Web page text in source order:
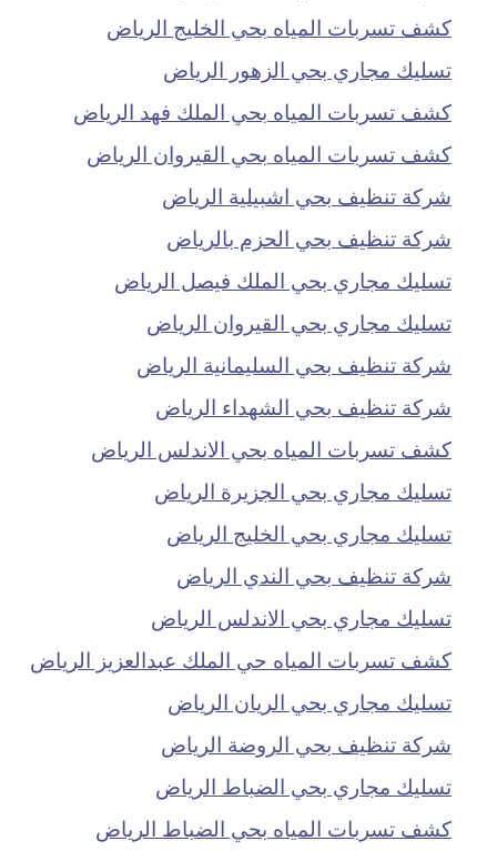
كشف تسربات المياه بحي الخليج الرياض
تسليك مجاري بحي الزهور الرياض
كشف تسربات المياه بحي الملك فهد الرياض
كشف تسربات المياه بحي القيروان الرياض
شركة تنظيف بحي اشبيلية الرياض
شركة تنظيف بحي الحزم بالرياض
تسليك مجاري بحي الملك فيصل الرياض
تسليك مجاري بحي القيروان الرياض
شركة تنظيف بحي السليمانية الرياض
شركة تنظيف بحي الشهداء الرياض
كشف تسربات المياه بحي الاندلس الرياض
تسليك مجاري بحي الجزيرة الرياض
تسليك مجاري بحي الخليج الرياض
شركة تنظيف بحي الندي الرياض
تسليك مجاري بحي الاندلس الرياض
كشف تسربات المياه حي الملك عبدالعزيز الرياض
تسليك مجاري بحي الريان الرياض
شركة تنظيف بحي الروضة الرياض
تسليك مجاري بحي الضباط الرياض
كشف تسربات المياه بحي الضباط الرياض